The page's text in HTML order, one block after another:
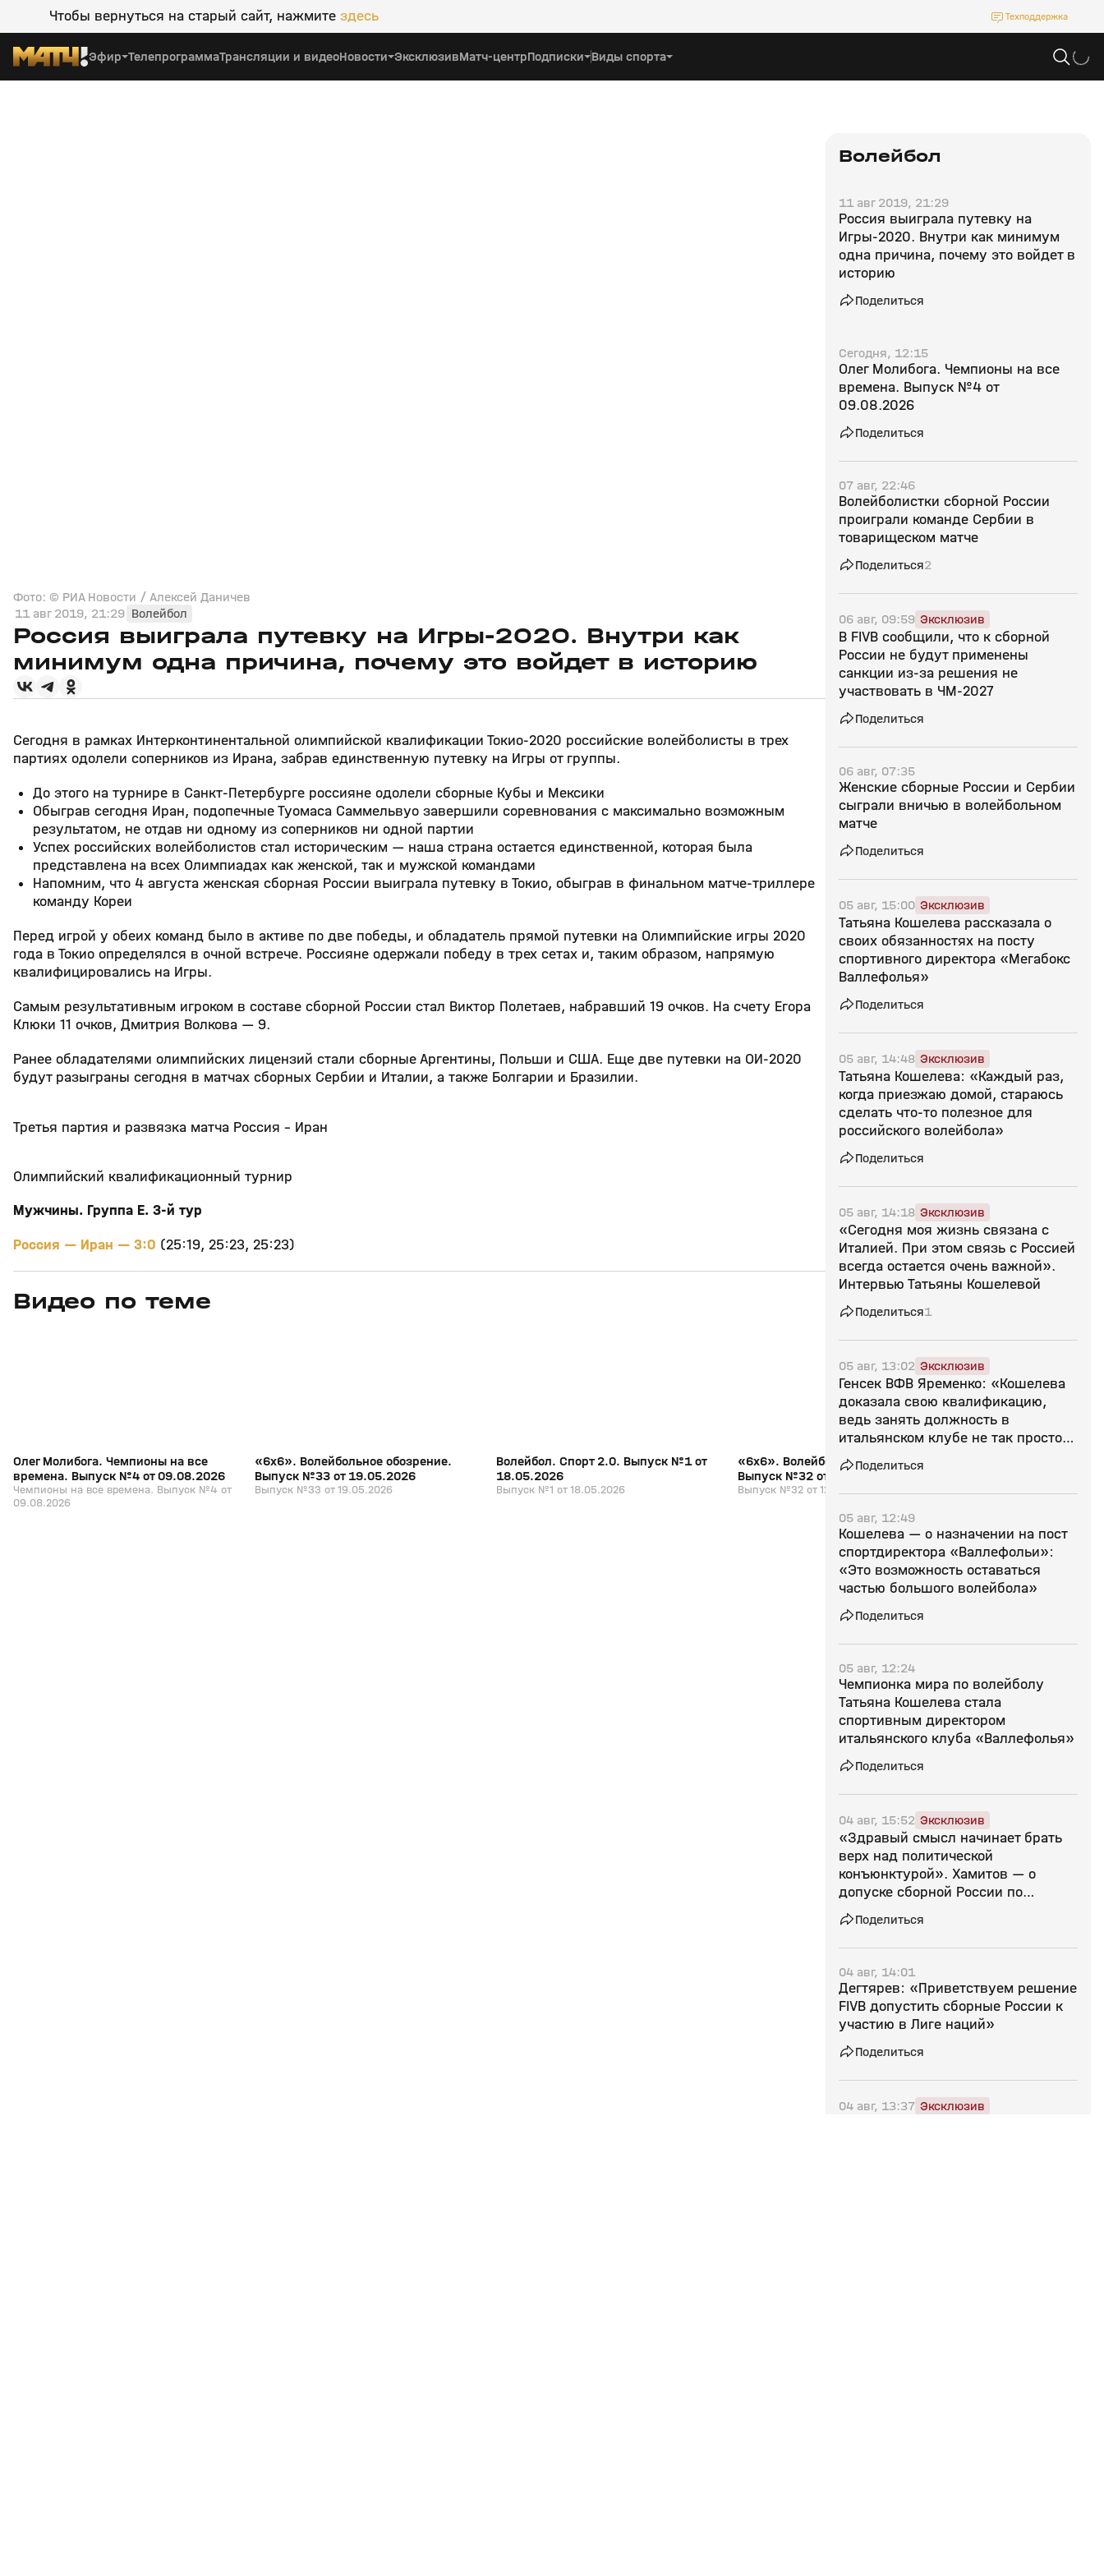
Чтобы вернуться на старый сайт, нажмите здесь Техподдержка
Эфир ТелепрограммаТрансляции и видеоНовости ЭксклюзивМатч-центрПодписки Виды спорта
Фото: © РИА Новости / Алексей Даничев
11 авг 2019, 21:29 Волейбол
Россия выиграла путевку на Игры-2020. Внутри как
минимум одна причина, почему это войдет в историю
Сегодня в рамках Интерконтинентальной олимпийской квалификации Токио-2020 российские волейболисты в трех
партиях одолели соперников из Ирана, забрав единственную путевку на Игры от группы.
До этого на турнире в Санкт-Петербурге россияне одолели сборные Кубы и Мексики
Обыграв сегодня Иран, подопечные Туомаса Саммельвуо завершили соревнования с максимально возможным
результатом, не отдав ни одному из соперников ни одной партии
Успех российских волейболистов стал историческим — наша страна остается единственной, которая была
представлена на всех Олимпиадах как женской, так и мужской командами
Напомним, что 4 августа женская сборная России выиграла путевку в Токио, обыграв в финальном матче-триллере
команду Кореи
Перед игрой у обеих команд было в активе по две победы, и обладатель прямой путевки на Олимпийские игры 2020
года в Токио определялся в очной встрече. Россияне одержали победу в трех сетах и, таким образом, напрямую
квалифицировались на Игры.
Самым результативным игроком в составе сборной России стал Виктор Полетаев, набравший 19 очков. На счету Егора
Клюки 11 очков, Дмитрия Волкова — 9.
Ранее обладателями олимпийских лицензий стали сборные Аргентины, Польши и США. Еще две путевки на ОИ-2020
будут разыграны сегодня в матчах сборных Сербии и Италии, а также Болгарии и Бразилии.
Третья партия и развязка матча Россия - Иран
Олимпийский квалификационный турнир
Мужчины. Группа Е. 3-й тур
Россия — Иран — 3:0 (25:19, 25:23, 25:23)
Видео по теме
Сегодня, 12:15
Олег Молибога. Чемпионы на все
времена. Выпуск №4 от 09.08.2026
Чемпионы на все времена. Выпуск №4 от
09.08.2026
«6х6». Волейбольное обозрение.
Выпуск №33 от 19.05.2026
Выпуск №33 от 19.05.2026
Волейбол. Спорт 2.0. Выпуск №1 от
18.05.2026
Выпуск №1 от 18.05.2026
«6х6». Волейбольное обозрение.
Выпуск №32 от 12.05.2026
Выпуск №32 от 12.05.2026
09.05.2026
Волейбол
11 авг 2019, 21:29
Россия выиграла путевку на
Игры-2020. Внутри как минимум
одна причина, почему это войдет в
историю
Поделиться
Сегодня, 12:15
Олег Молибога. Чемпионы на все
времена. Выпуск №4 от
09.08.2026
Поделиться
07 авг, 22:46
Волейболистки сборной России
проиграли команде Сербии в
товарищеском матче
Поделиться2
06 авг, 09:59 Эксклюзив
В FIVB сообщили, что к сборной
России не будут применены
санкции из‑за решения не
участвовать в ЧМ‑2027
Поделиться
06 авг, 07:35
Женские сборные России и Сербии
сыграли вничью в волейбольном
матче
Поделиться
05 авг, 15:00 Эксклюзив
Татьяна Кошелева рассказала о
своих обязанностях на посту
спортивного директора «Мегабокс
Валлефолья»
Поделиться
05 авг, 14:48 Эксклюзив
Татьяна Кошелева: «Каждый раз,
когда приезжаю домой, стараюсь
сделать что‑то полезное для
российского волейбола»
Поделиться
05 авг, 14:18 Эксклюзив
«Сегодня моя жизнь связана с
Италией. При этом связь с Россией
всегда остается очень важной».
Интервью Татьяны Кошелевой
Поделиться1
05 авг, 13:02 Эксклюзив
Генсек ВФВ Яременко: «Кошелева
доказала свою квалификацию,
ведь занять должность в
итальянском клубе не так просто.
Желаю успехов»
Поделиться
05 авг, 12:49
Кошелева — о назначении на пост
спортдиректора «Валлефольи»:
«Это возможность оставаться
частью большого волейбола»
Поделиться
05 авг, 12:24
Чемпионка мира по волейболу
Татьяна Кошелева стала
спортивным директором
итальянского клуба «Валлефолья»
Поделиться
04 авг, 15:52 Эксклюзив
«Здравый смысл начинает брать
верх над политической
конъюнктурой». Хамитов — о
допуске сборной России по
волейболу до Лиги наций
Поделиться
04 авг, 14:01
Дегтярев: «Приветствуем решение
FIVB допустить сборные России к
участию в Лиге наций»
Поделиться
04 авг, 13:37 Эксклюзив